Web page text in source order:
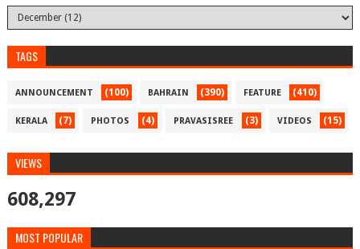
TAGS
ANNOUNCEMENT (100) BAHRAIN (390) FEATURE (410)
KERALA (7) PHOTOS (4) PRAVASISREE (3) VIDEOS (15)
VIEWS
608,297
MOST POPULAR